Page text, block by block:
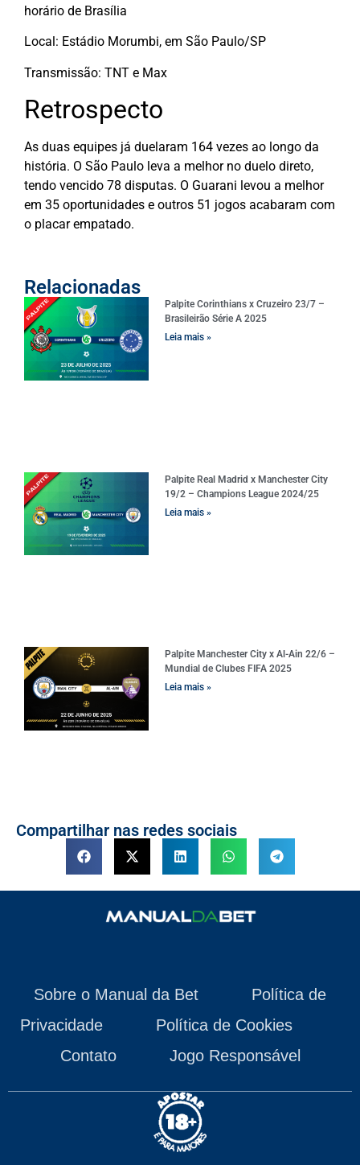
horário de Brasília
Local: Estádio Morumbi, em São Paulo/SP
Transmissão: TNT e Max
Retrospecto
As duas equipes já duelaram 164 vezes ao longo da
história. O São Paulo leva a melhor no duelo direto,
tendo vencido 78 disputas. O Guarani levou a melhor
em 35 oportunidades e outros 51 jogos acabaram com
o placar empatado.
Relacionadas
Palpite Corinthians x Cruzeiro 23/7 –
Brasileirão Série A 2025
Leia mais »
Palpite Real Madrid x Manchester City
19/2 – Champions League 2024/25
Leia mais »
Palpite Manchester City x Al-Ain 22/6 –
Mundial de Clubes FIFA 2025
Leia mais »
Compartilhar nas redes sociais
Sobre o Manual da Bet
Política de
Privacidade
Política de Cookies
Contato
Jogo Responsável